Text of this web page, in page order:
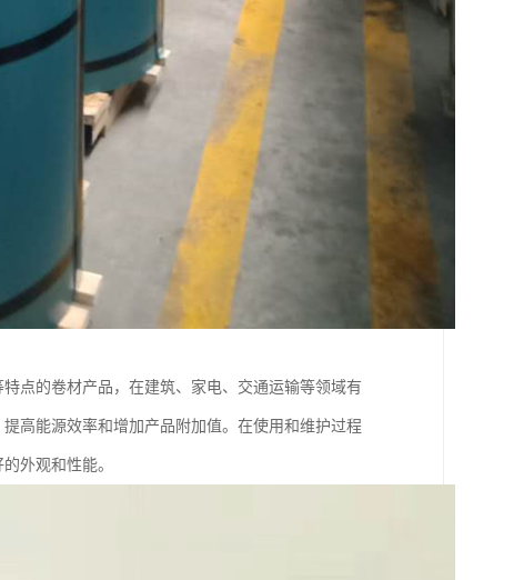
点的卷材产品，在建筑、家电、交通运输等领域有
高能源效率和增加产品附加值。在使用和维护过程
外观和性能。